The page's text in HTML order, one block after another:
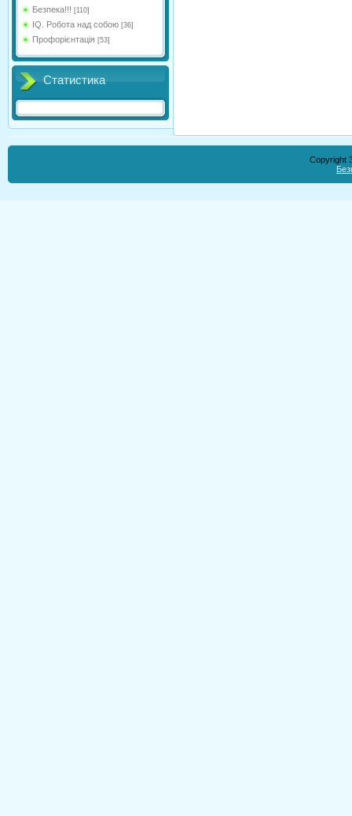
Безпека!!! [110]
IQ. Робота над собою [36]
Профорієнтація [53]
Статистика
Copyright